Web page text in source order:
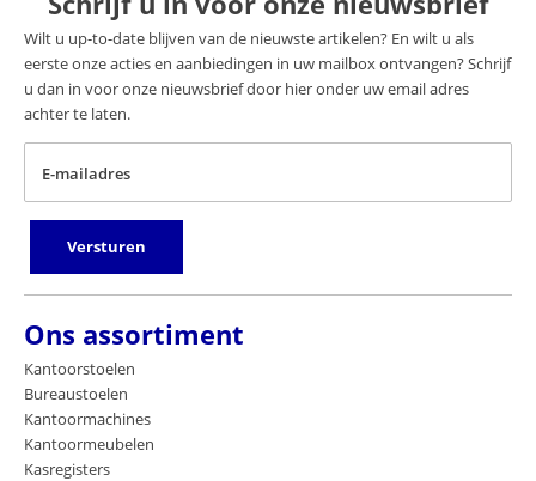
Wilt u up-to-date blijven van de nieuwste artikelen? En wilt u als
eerste onze acties en aanbiedingen in uw mailbox ontvangen? Schrijf
u dan in voor onze nieuwsbrief door hier onder uw email adres
achter te laten.
E-mailadres
Versturen
Ons assortiment
Kantoorstoelen
Bureaustoelen
Kantoormachines
Kantoormeubelen
Kasregisters